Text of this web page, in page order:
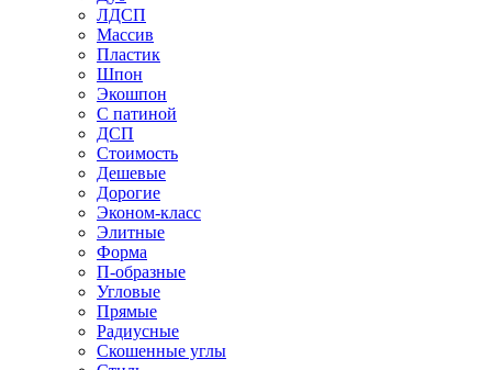
ЛДСП
Массив
Пластик
Шпон
Экошпон
С патиной
ДСП
Стоимость
Дешевые
Дорогие
Эконом-класс
Элитные
Форма
П-образные
Угловые
Прямые
Радиусные
Скошенные углы